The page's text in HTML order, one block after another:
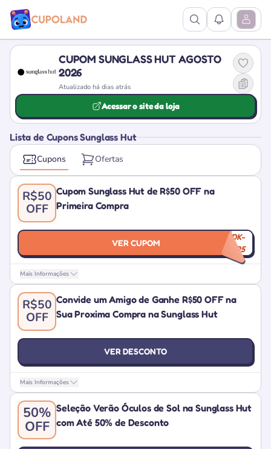
Ver Pesquisa
Ver Abrir
CUPOM SUNGLASS HUT AGOSTO
2026
Atualizado há dias atrás
Acessar o site da loja
Lista de Cupons Sunglass Hut
Cupons Ofertas
R$50
OFF
Cupom Sunglass Hut de R$50 OFF na
Primeira Compra
VER CUPOM
WDK-
OCT25
Mais Informações
R$50
OFF
Convide um Amigo de Ganhe R$50 OFF na
Sua Proxima Compra na Sunglass Hut
VER DESCONTO
Mais Informações
50%
OFF
Seleção Verão Óculos de Sol na Sunglass Hut
com Até 50% de Desconto